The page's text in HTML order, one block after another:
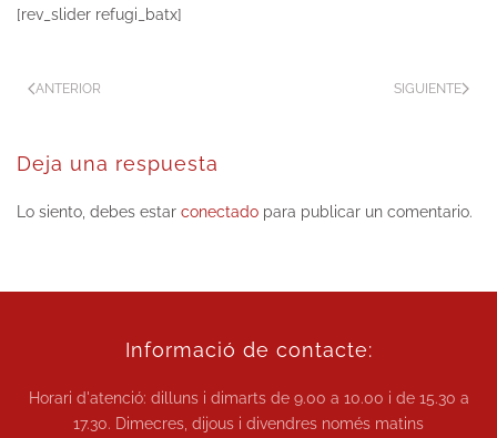
[rev_slider refugi_batx]
ANTERIOR SIGUIENTE
Deja una respuesta
Lo siento, debes estar conectado para publicar un comentario.
Informació de contacte:
Horari d'atenció: dilluns i dimarts de9.00 a 10.00 i de 15.30 a
17.30. Dimecres, dijous i divendres només matins